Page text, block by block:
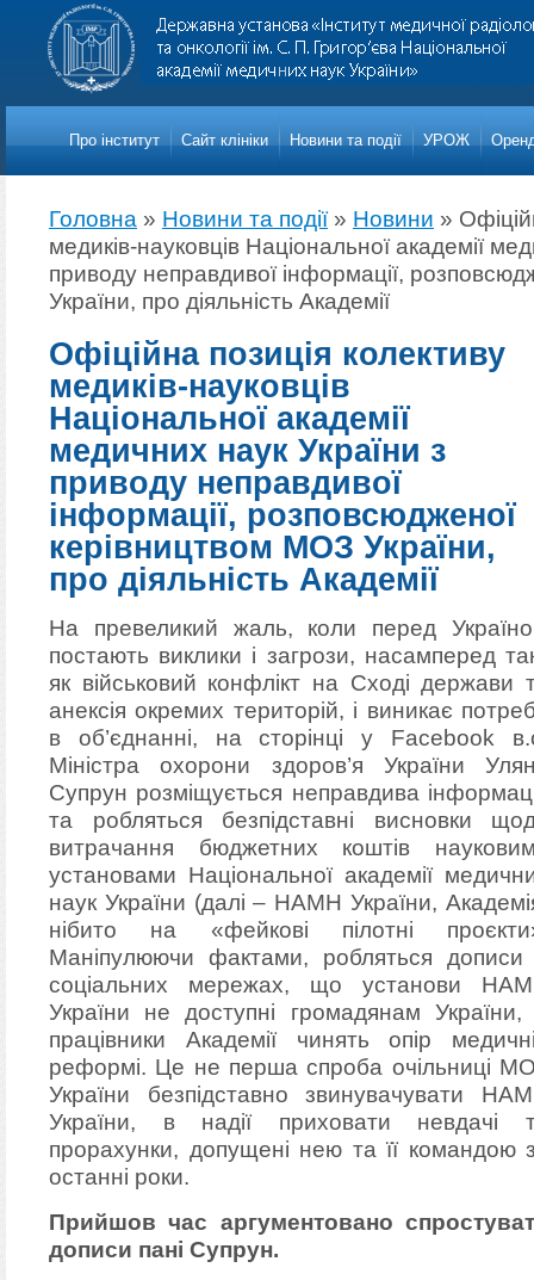
Про iнститут Сайт клініки Новини та події УРОЖ
Головна » Новини та події» Новини »
медиків-науковців Національної академії
приводу неправдивої інформації,
України, про діяльність Академії
Офіційна позиція колективу
медиків-науковців
Національної академії
медичних наук України з
приводу неправдивої
інформації, розповсюдженої
керівництвом МОЗ України,
про діяльність Академії
На превеликий жаль, коли перед
постають виклики і загрози, насамперед
як військовий конфлікт на Сході держави
анексія окремих територій, і виникає
в об’єднанні, на сторінці у Facebook
Міністра охорони здоров’я України
Супрун розміщується неправдива
та робляться безпідставні висновки
витрачання бюджетних коштів
установами Національної академії
наук України (далі – НАМН України,
нібито на «фейкові пілотні
Маніпулюючи фактами, робляться дописи
соціальних мережах, що установи
України не доступні громадянам
працівники Академії чинять опір
реформі. Це не перша спроба очільниці
України безпідставно звинувачувати
України, в надії приховати невдачі
прорахунки, допущені нею та її командою
останні роки.
Прийшов час аргументовано
дописи пані Супрун.